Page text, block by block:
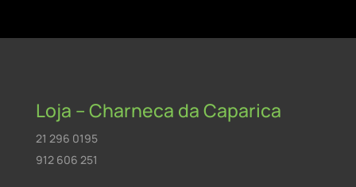
Loja – Charneca da Caparica
21 296 0195
912 606 251